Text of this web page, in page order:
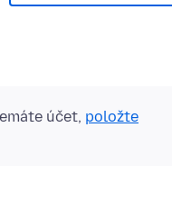
účet, položte